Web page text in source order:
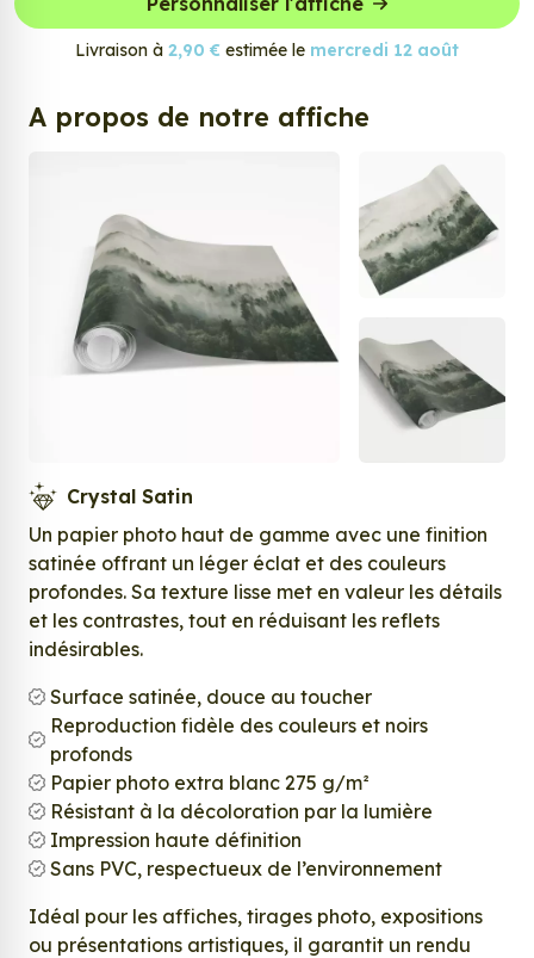
Livraison à 2,90 € estimée le mercredi 12 août
A propos de notre affiche
Crystal Satin
Un papier photo haut de gamme avec une finition
satinée offrant un léger éclat et des couleurs
profondes. Sa texture lisse met en valeur les détails
et les contrastes, tout en réduisant les reflets
indésirables.
Surface satinée, douce au toucher
Reproduction fidèle des couleurs et noirs
profonds
Papier photo extra blanc 275 g/m²
Résistant à la décoloration par la lumière
Impression haute définition
Sans PVC, respectueux de l’environnement
Idéal pour les affiches, tirages photo, expositions
ou présentations artistiques, il garantit un rendu